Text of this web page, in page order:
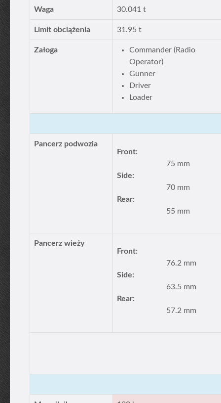
Waga 30.041 t
Limit obciążenia 31.95 t
Załoga
Commander (Radio
Operator)
Gunner
Driver
Loader
Pancerz podwozia
Front:
75 mm
Side:
70 mm
Rear:
55 mm
Pancerz wieży
Front:
76.2 mm
Side:
63.5 mm
Rear:
57.2 mm